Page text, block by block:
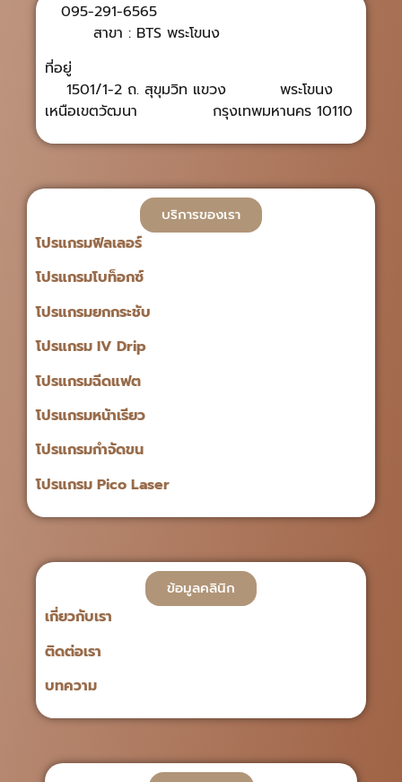
095-291-6565
สาขา : BTS พระโขนง
ที่อยู่
1501/1-2 ถ. สุขุมวิท แขวง พระโขนง
เหนือเขตวัฒนา กรุงเทพมหานคร 10110
บริการของเรา
โปรแกรมฟิลเลอร์
โปรแกรมโบท็อกซ์
โปรแกรมยกกระชับ
โปรแกรม IV Drip
โปรแกรมฉีดแฟต
โปรแกรมหน้าเรียว
โปรแกรมกำจัดขน
โปรแกรม Pico Laser
ข้อมูลคลินิก
เกี่ยวกับเรา
ติดต่อเรา
บทความ